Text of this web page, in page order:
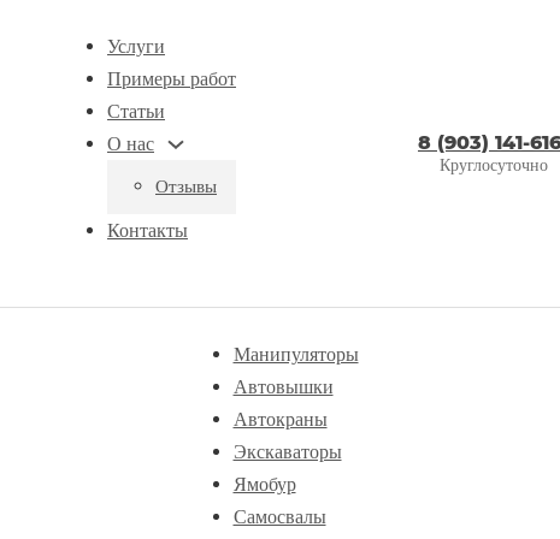
Услуги
Примеры работ
Статьи
О нас
Отзывы
Контакты
8 (903) 141-
Круглосуточно
Манипуляторы
Автовышки
Автокраны
Экскаваторы
Ямобур
Самосвалы